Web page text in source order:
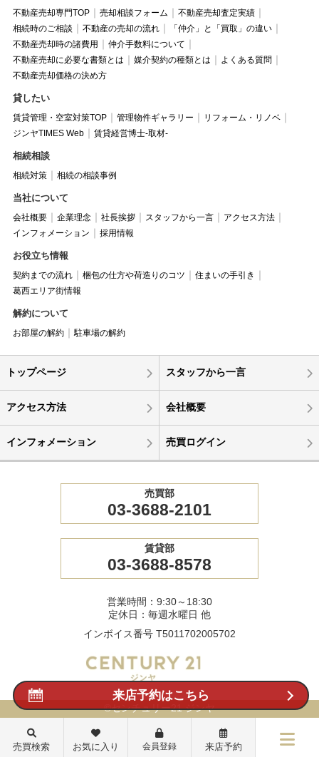
不動産売却専門TOP 売却相談フォーム
不動産売却査定実績
相続時のご相談
不動産の売却の流れ
「仲介」と「買取」の違い
不動産売却時の諸費用
仲介手数料について
不動産売却に必要な書類とは
媒介契約の種類とは
よくある質問
不動産売却価格の決め方
貸したい
賃貸管理・空室対策TOP 管理物件ギャラリー
リフォーム・リノベ
ジンヤTIMES Web
賃貸経営博士-取材-
相続相談
相続対策 相続の相談事例
当社について
会社概要 企業理念 社長挨拶 スタッフから一言
アクセス方法
インフォメーション
採用情報
お役立ち情報
契約までの流れ 梱包の仕方や荷造りのコツ
住まいの手引き
葛西エリア街情報
解約について
お部屋の解約 駐車場の解約
トップページ スタッフから一言
アクセス方法 会社概要
インフォメーション 売買ログイン
売買部
03-3688-2101
賃貸部
03-3688-8578
営業時間：9:30～18:30
定休日：毎週水曜日 他
インボイス番号 T5011702005702
©センチュリー21 ジンヤ
来店予約はこちら
売買検索 お気に入り 会員登録 来店予約